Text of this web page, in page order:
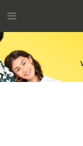
contenido